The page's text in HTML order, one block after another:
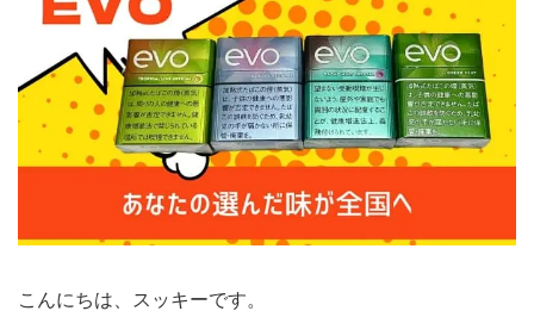
こんにちは、スッキーです。